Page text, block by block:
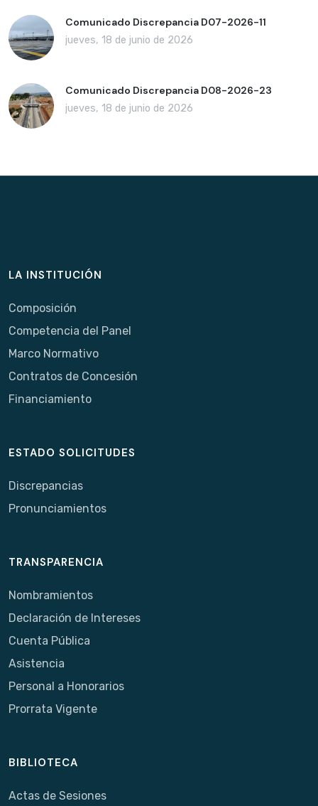
Comunicado Discrepancia D07-2026-11
jueves, 18 de junio de 2026
Comunicado Discrepancia D08-2026-23
jueves, 18 de junio de 2026
LA INSTITUCIÓN
Composición
Competencia del Panel
Marco Normativo
Contratos de Concesión
Financiamiento
ESTADO SOLICITUDES
Discrepancias
Pronunciamientos
TRANSPARENCIA
Nombramientos
Declaración de Intereses
Cuenta Pública
Asistencia
Personal a Honorarios
Prorrata Vigente
BIBLIOTECA
Actas de Sesiones